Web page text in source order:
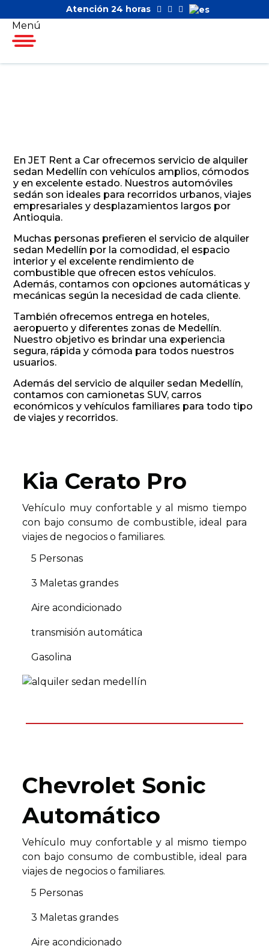
Atención 24 horas
Menú
En JET Rent a Car ofrecemos servicio de alquiler
sedan Medellín con vehículos amplios, cómodos
y en excelente estado. Nuestros automóviles
sedán son ideales para recorridos urbanos, viajes
empresariales y desplazamientos largos por
Antioquia.
Muchas personas prefieren el servicio de alquiler
sedan Medellín por la comodidad, el espacio
interior y el excelente rendimiento de
combustible que ofrecen estos vehículos.
Además, contamos con opciones automáticas y
mecánicas según la necesidad de cada cliente.
También ofrecemos entrega en hoteles,
aeropuerto y diferentes zonas de Medellín.
Nuestro objetivo es brindar una experiencia
segura, rápida y cómoda para todos nuestros
usuarios.
Además del servicio de alquiler sedan Medellín,
contamos con camionetas SUV, carros
económicos y vehículos familiares para todo tipo
de viajes y recorridos.
Kia Cerato Pro
Vehículo muy confortable y al mismo tiempo
con bajo consumo de combustible, ideal para
viajes de negocios o familiares.
5 Personas
3 Maletas grandes
Aire acondicionado
transmisión automática
Gasolina
Chevrolet Sonic
Automático
Vehículo muy confortable y al mismo tiempo
con bajo consumo de combustible, ideal para
viajes de negocios o familiares.
5 Personas
3 Maletas grandes
Aire acondicionado